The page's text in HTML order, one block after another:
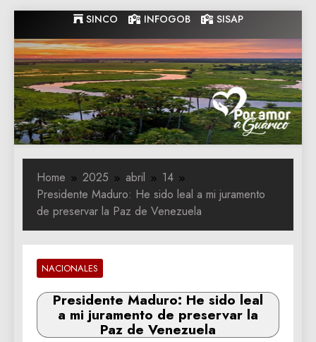
to
content
SINCO INFOGOB SISAP
Gobernacion
de Guarico
Gobernacion de Guarico
Home 2025 abril
14
Presidente Maduro: He sido leal a mi juramento
de preservar la Paz de Venezuela
NACIONALES
Presidente Maduro: He sido leal
a mi juramento de preservar la
Paz de Venezuela